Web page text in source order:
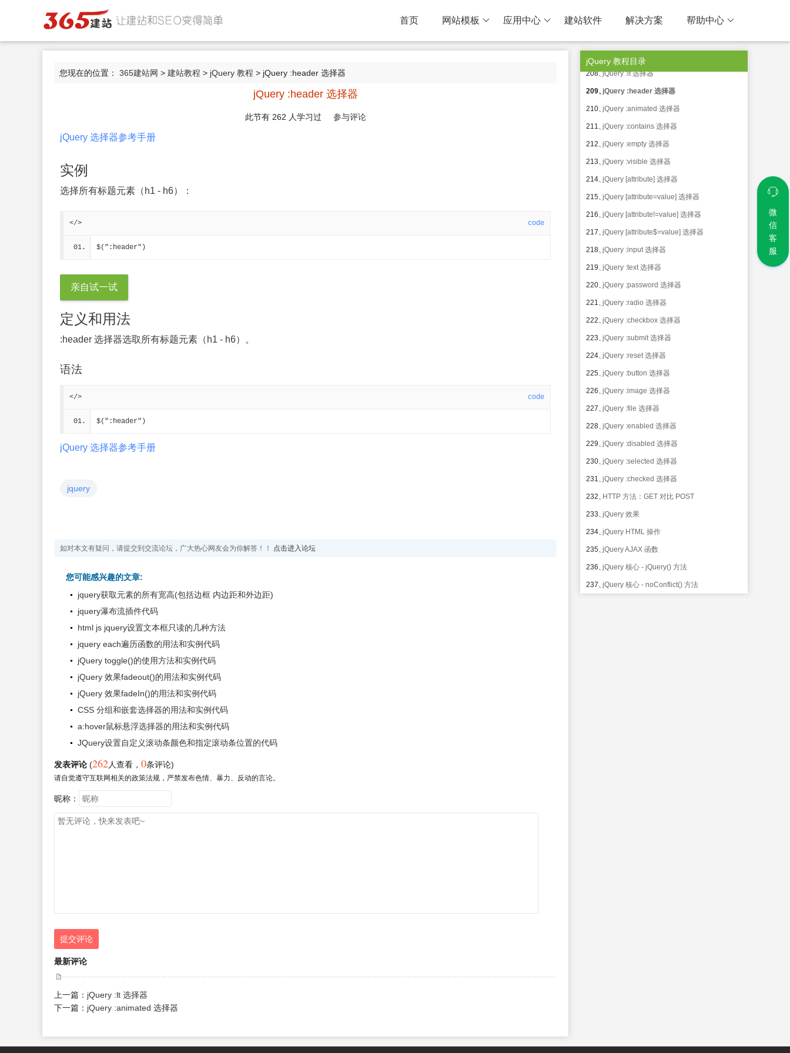
首页 网站模板 应用中心 建站软件 解决方案 帮助中心
您现在的位置： 365建站网 > 建站教程 > jQuery 教程 > jQuery :header 选择器
jQuery :header 选择器
此节有 262 人学习过 参与评论
jQuery 选择器参考手册
实例
选择所有标题元素（h1 - h6）：
</> code
$(":header")
亲自试一试
定义和用法
:header 选择器选取所有标题元素（h1 - h6）。
语法
</> code
$(":header")
jQuery 选择器参考手册
jquery
如对本文有疑问，请提交到交流论坛，广大热心网友会为你解答！！ 点击进入论坛
您可能感兴趣的文章:
jquery获取元素的所有宽高(包括边框 内边距和外边距)
jquery瀑布流插件代码
html js jquery设置文本框只读的几种方法
jquery each遍历函数的用法和实例代码
jQuery toggle()的使用方法和实例代码
jQuery 效果fadeout()的用法和实例代码
jQuery 效果fadeIn()的用法和实例代码
CSS 分组和嵌套选择器的用法和实例代码
a:hover鼠标悬浮选择器的用法和实例代码
JQuery设置自定义滚动条颜色和指定滚动条位置的代码
发表评论 (262人查看 ， 0条评论)
请自觉遵守互联网相关的政策法规，严禁发布色情、暴力、反动的言论。
昵称：
提交评论
最新评论
上一篇： jQuery :lt 选择器
下一篇： jQuery :animated 选择器
jQuery 教程目录
205、 jQuery :odd 选择器
jQuery :gt 选择器
208、jQuery :lt 选择器
209、jQuery :header 选择器
210、jQuery :animated 选择器
211、jQuery :contains 选择器
212、jQuery :empty 选择器
213、jQuery :visible 选择器
214、jQuery [attribute] 选择器
215、jQuery [attribute=value] 选择器
216、jQuery [attribute!=value] 选择器
217、jQuery [attribute$=value] 选择器
218、jQuery :input 选择器
219、jQuery :text 选择器
220、jQuery :password 选择器
221、jQuery :radio 选择器
222、jQuery :checkbox 选择器
223、jQuery :submit 选择器
224、jQuery :reset 选择器
225、jQuery :button 选择器
226、jQuery :image 选择器
227、jQuery :file 选择器
228、jQuery :enabled 选择器
229、jQuery :disabled 选择器
230、jQuery :selected 选择器
231、jQuery :checked 选择器
232、HTTP 方法：GET 对比 POST
233、jQuery 效果
234、jQuery HTML 操作
235、jQuery AJAX 函数
236、jQuery 核心 - jQuery() 方法
237、jQuery 核心 - noConflict() 方法
微
信
客
服